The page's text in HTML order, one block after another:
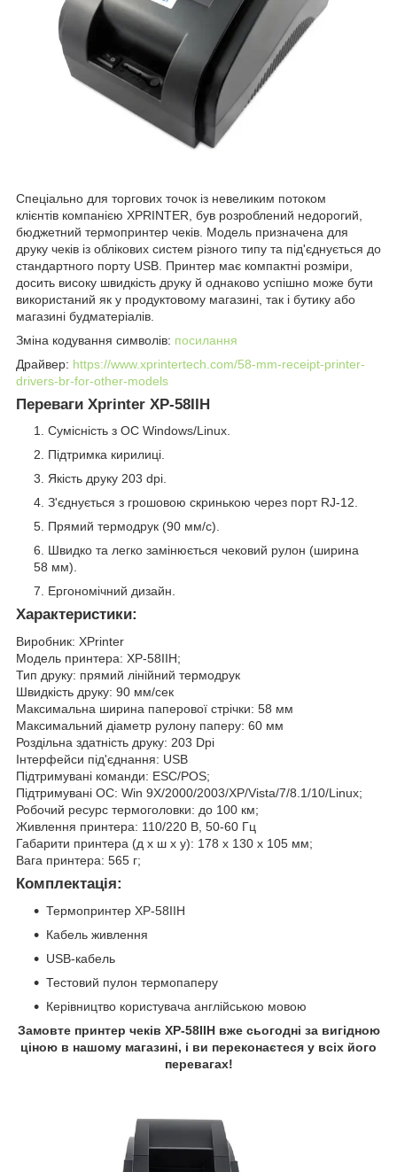
Спеціально для торгових точок із невеликим потоком
клієнтів компанією XPRINTER, був розроблений недорогий,
бюджетний термопринтер чеків. Модель призначена для
друку чеків із облікових систем різного типу та під'єднується до
стандартного порту USB. Принтер має компактні розміри,
досить високу швидкість друку й однаково успішно може бути
використаний як у продуктовому магазині, так і бутику або
магазині будматеріалів.
Зміна кодування символів: посилання
Драйвер: https://www.xprintertech.com/58-mm-receipt-printer-
drivers-br-for-other-models
Переваги Xprinter XP-58IIH
Сумісність з OC Windows/Linux.
Підтримка кирилиці.
Якість друку 203 dpi.
З'єднується з грошовою скринькою через порт RJ-12.
Прямий термодрук (90 мм/с).
Швидко та легко замінюється чековий рулон (ширина
58 мм).
Ергономічний дизайн.
Характеристики:
Виробник: XPrinter
Модель принтера: XP-58IIH;
Тип друку: прямий лінійний термодрук
Швидкість друку: 90 мм/сек
Максимальна ширина паперової стрічки: 58 мм
Максимальний діаметр рулону паперу: 60 мм
Роздільна здатність друку: 203 Dpi
Інтерфейси під'єднання: USB
Підтримувані команди: ESC/POS;
Підтримувані ОС: Win 9X/2000/2003/XP/Vista/7/8.1/10/Linux;
Робочий ресурс термоголовки: до 100 км;
Живлення принтера: 110/220 В, 50-60 Гц
Габарити принтера (д х ш х у): 178 х 130 х 105 мм;
Вага принтера: 565 г;
Комплектація:
Термопринтер XP-58IIH
Кабель живлення
USB-кабель
Тестовий пулон термопаперу
Керівництво користувача англійською мовою
Замовте принтер чеків XP-58IIH вже сьогодні за вигідною
ціною в нашому магазині, і ви переконаєтеся у всіх його
перевагах!